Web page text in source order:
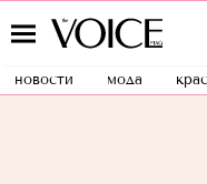
новости мода